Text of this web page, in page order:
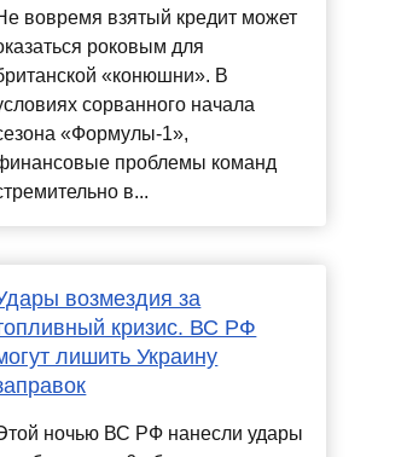
вовремя взятый кредит может
роковым для
«конюшни». В
сорванного начала
«Формулы-1»,
проблемы команд
в...
возмездия за
кризис. ВС РФ
лишить Украину
ночью ВС РФ нанесли удары